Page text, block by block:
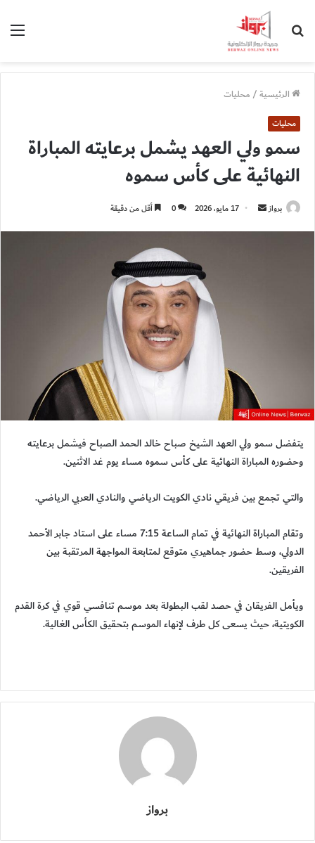
الرئيسية/محليات
محليات
سمو ولي العهد يشمل برعايته المباراة
النهائية على كأس سموه
برواز
أرسل 17 مايو، 2026 0 أقل من دقيقة
يتفضل سمو ولي العهد الشيخ صباح خالد الحمد الصباح فيشمل برعايته
وحضوره المباراة النهائية على كأس سموه مساء يوم غد الاثنين.
والتي تجمع بين فريقي نادي الكويت الرياضي والنادي العربي الرياضي.
وتقام المباراة النهائية في تمام الساعة 7:15 مساء على استاد جابر الأحمد
الدولي، وسط حضور جماهيري متوقع لمتابعة المواجهة المرتقبة بين
الفريقين.
ويأمل الفريقان في حصد لقب البطولة بعد موسم تنافسي قوي في كرة القدم
الكويتية، حيث يسعى كل طرف لإنهاء الموسم بتحقيق الكأس الغالية.
برواز